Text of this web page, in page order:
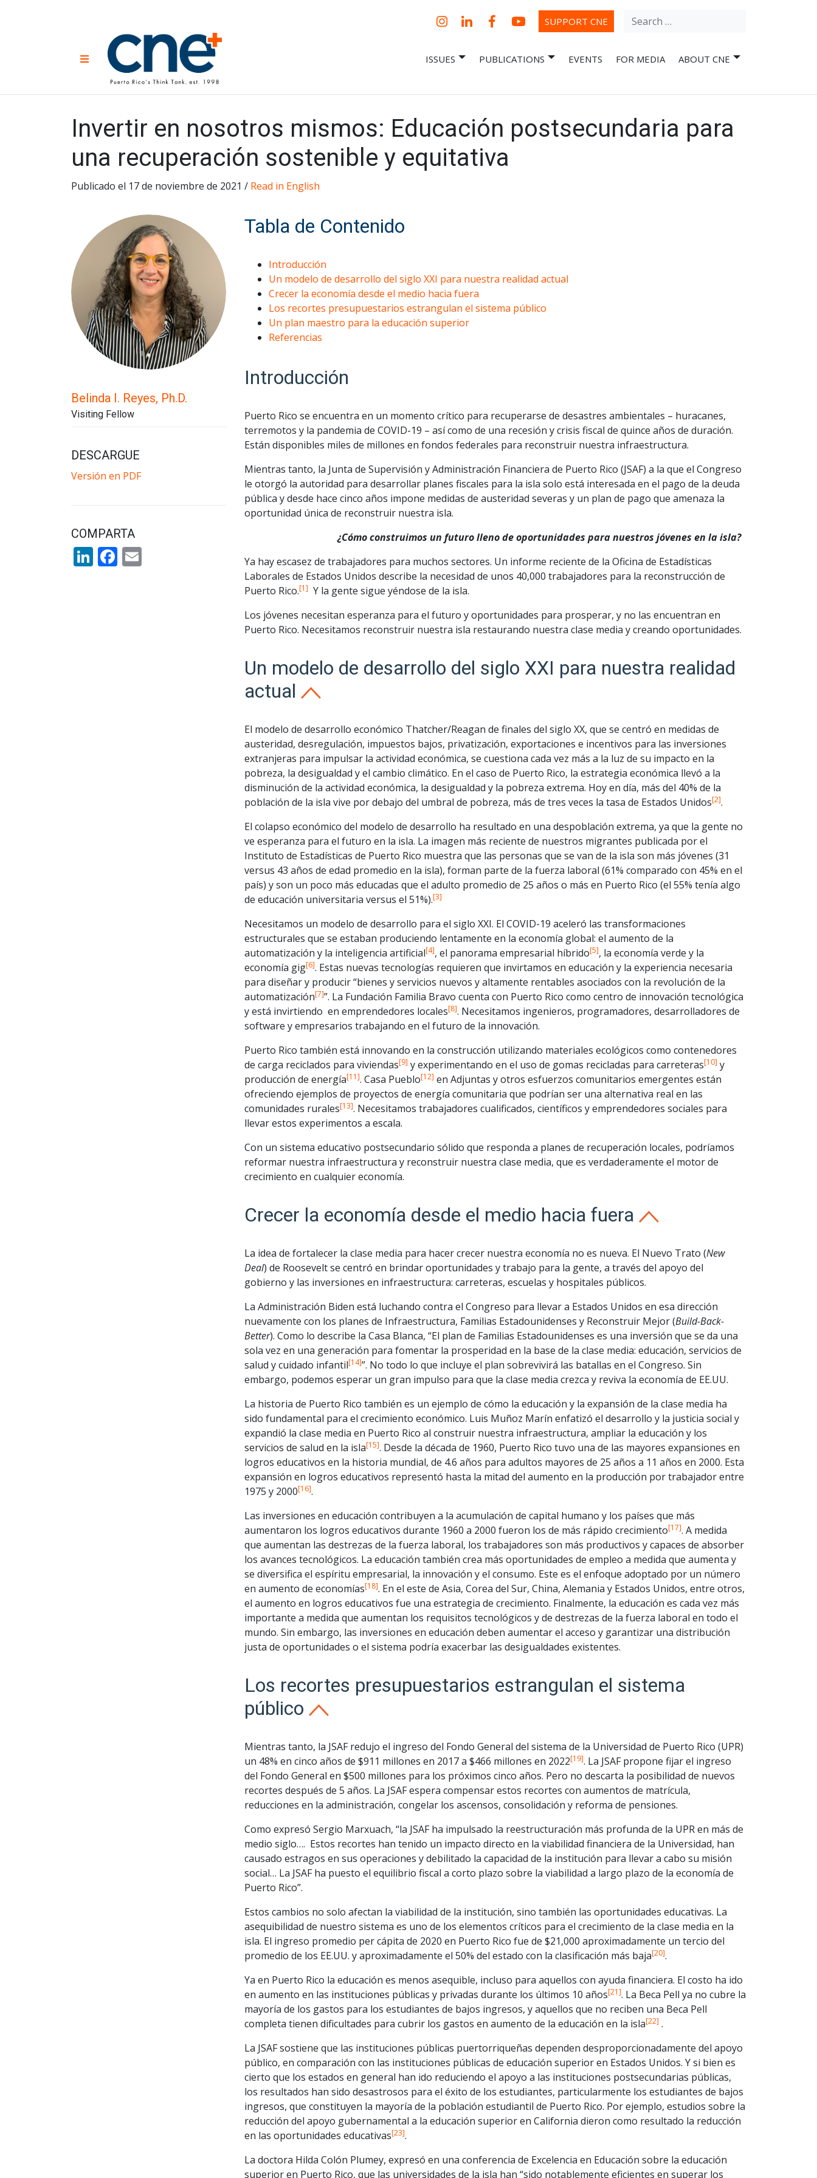
Instagram
LinkedInFacebookYouTubeSUPPORT CNE
Search
Una Nueva
for a New Economy
ISSUES PUBLICATIONS EVENTS FOR MEDIA ABOUT CNE
Invertir en nosotros mismos: Educación postsecundaria para
una recuperación sostenible y equitativa
Publicado el 17 de noviembre de 2021 / Read in English
Belinda I. Reyes, Ph.D.
Visiting Fellow
DESCARGUE
Versión en PDF
COMPARTA
LinkedIn
Facebook
Tabla de Contenido
Introducción
Un modelo de desarrollo del siglo XXI para nuestra realidad actual
Crecer la economía desde el medio hacia fuera
Los recortes presupuestarios estrangulan el sistema público
Un plan maestro para la educación superior
Referencias
Introducción
Puerto Rico se encuentra en un momento crítico para recuperarse de desastres ambientales – huracanes,
terremotos y la pandemia de COVID-19 – así como de una recesión y crisis fiscal de quince años de duración.
Están disponibles miles de millones en fondos federales para reconstruir nuestra infraestructura.
Mientras tanto, la Junta de Supervisión y Administración Financiera de Puerto Rico (JSAF) a la que el Congreso
le otorgó la autoridad para desarrollar planes fiscales para la isla solo está interesada en el pago de la deuda
pública y desde hace cinco años impone medidas de austeridad severas y un plan de pago que amenaza la
oportunidad única de reconstruir nuestra isla.
¿Cómo construimos un futuro lleno de oportunidades para nuestros jóvenes en la isla?
Ya hay escasez de trabajadores para muchos sectores. Un informe reciente de la Oficina de Estadísticas
Laborales de Estados Unidos describe la necesidad de unos 40,000 trabajadores para la reconstrucción de
Puerto Rico.[1] Y la gente sigue yéndose de la isla.
Los jóvenes necesitan esperanza para el futuro y oportunidades para prosperar, y no las encuentran en
Puerto Rico. Necesitamos reconstruir nuestra isla restaurando nuestra clase media y creando oportunidades.
Un modelo de desarrollo del siglo XXI para nuestra realidad
actual
El modelo de desarrollo económico Thatcher/Reagan de finales del siglo XX, que se centró en medidas de
austeridad, desregulación, impuestos bajos, privatización, exportaciones e incentivos para las inversiones
extranjeras para impulsar la actividad económica, se cuestiona cada vez más a la luz de su impacto en la
pobreza, la desigualdad y el cambio climático. En el caso de Puerto Rico, la estrategia económica llevó a la
disminución de la actividad económica, la desigualdad y la pobreza extrema. Hoy en día, más del 40% de la
población de la isla vive por debajo del umbral de pobreza, más de tres veces la tasa de Estados Unidos[2].
El colapso económico del modelo de desarrollo ha resultado en una despoblación extrema, ya que la gente no
ve esperanza para el futuro en la isla. La imagen más reciente de nuestros migrantes publicada por el
Instituto de Estadísticas de Puerto Rico muestra que las personas que se van de la isla son más jóvenes (31
versus 43 años de edad promedio en la isla), forman parte de la fuerza laboral (61% comparado con 45% en el
país) y son un poco más educadas que el adulto promedio de 25 años o más en Puerto Rico (el 55% tenía algo
de educación universitaria versus el 51%).[3]
Necesitamos un modelo de desarrollo para el siglo XXI. El COVID-19 aceleró las transformaciones
estructurales que se estaban produciendo lentamente en la economía global: el aumento de la
automatización y la inteligencia artificial[4], el panorama empresarial híbrido[5], la economía verde y la
economía gig[6]. Estas nuevas tecnologías requieren que invirtamos en educación y la experiencia necesaria
para diseñar y producir “bienes y servicios nuevos y altamente rentables asociados con la revolución de la
automatización[7]”. La Fundación Familia Bravo cuenta con Puerto Rico como centro de innovación tecnológica
y está invirtiendo en emprendedores locales[8]. Necesitamos ingenieros, programadores, desarrolladores de
software y empresarios trabajando en el futuro de la innovación.
Puerto Rico también está innovando en la construcción utilizando materiales ecológicos como contenedores
de carga reciclados para viviendas[9] y experimentando en el uso de gomas recicladas para carreteras[10] y
producción de energía[11]. Casa Pueblo[12] en Adjuntas y otros esfuerzos comunitarios emergentes están
ofreciendo ejemplos de proyectos de energía comunitaria que podrían ser una alternativa real en las
comunidades rurales[13]. Necesitamos trabajadores cualificados, científicos y emprendedores sociales para
llevar estos experimentos a escala.
Con un sistema educativo postsecundario sólido que responda a planes de recuperación locales, podríamos
reformar nuestra infraestructura y reconstruir nuestra clase media, que es verdaderamente el motor de
crecimiento en cualquier economía.
Crecer la economía desde el medio hacia fuera
La idea de fortalecer la clase media para hacer crecer nuestra economía no es nueva. El Nuevo Trato (New
Deal) de Roosevelt se centró en brindar oportunidades y trabajo para la gente, a través del apoyo del
gobierno y las inversiones en infraestructura: carreteras, escuelas y hospitales públicos.
La Administración Biden está luchando contra el Congreso para llevar a Estados Unidos en esa dirección
nuevamente con los planes de Infraestructura, Familias Estadounidenses y Reconstruir Mejor (Build-Back-
Better). Como lo describe la Casa Blanca, “El plan de Familias Estadounidenses es una inversión que se da una
sola vez en una generación para fomentar la prosperidad en la base de la clase media: educación, servicios de
salud y cuidado infantil[14]”. No todo lo que incluye el plan sobrevivirá las batallas en el Congreso. Sin
embargo, podemos esperar un gran impulso para que la clase media crezca y reviva la economía de EE.UU.
La historia de Puerto Rico también es un ejemplo de cómo la educación y la expansión de la clase media ha
sido fundamental para el crecimiento económico. Luis Muñoz Marín enfatizó el desarrollo y la justicia social y
expandió la clase media en Puerto Rico al construir nuestra infraestructura, ampliar la educación y los
servicios de salud en la isla[15]. Desde la década de 1960, Puerto Rico tuvo una de las mayores expansiones en
logros educativos en la historia mundial, de 4.6 años para adultos mayores de 25 años a 11 años en 2000. Esta
expansión en logros educativos representó hasta la mitad del aumento en la producción por trabajador entre
1975 y 2000[16].
Las inversiones en educación contribuyen a la acumulación de capital humano y los países que más
aumentaron los logros educativos durante 1960 a 2000 fueron los de más rápido crecimiento[17]. A medida
que aumentan las destrezas de la fuerza laboral, los trabajadores son más productivos y capaces de absorber
los avances tecnológicos. La educación también crea más oportunidades de empleo a medida que aumenta y
se diversifica el espíritu empresarial, la innovación y el consumo. Este es el enfoque adoptado por un número
en aumento de economías[18]. En el este de Asia, Corea del Sur, China, Alemania y Estados Unidos, entre otros,
el aumento en logros educativos fue una estrategia de crecimiento. Finalmente, la educación es cada vez más
importante a medida que aumentan los requisitos tecnológicos y de destrezas de la fuerza laboral en todo el
mundo. Sin embargo, las inversiones en educación deben aumentar el acceso y garantizar una distribución
justa de oportunidades o el sistema podría exacerbar las desigualdades existentes.
Los recortes presupuestarios estrangulan el sistema
público
Mientras tanto, la JSAF redujo el ingreso del Fondo General del sistema de la Universidad de Puerto Rico (UPR)
un 48% en cinco años de $911 millones en 2017 a $466 millones en 2022[19]. La JSAF propone fijar el ingreso
del Fondo General en $500 millones para los próximos cinco años. Pero no descarta la posibilidad de nuevos
recortes después de 5 años. La JSAF espera compensar estos recortes con aumentos de matrícula,
reducciones en la administración, congelar los ascensos, consolidación y reforma de pensiones.
Como expresó Sergio Marxuach, “la JSAF ha impulsado la reestructuración más profunda de la UPR en más de
medio siglo…. Estos recortes han tenido un impacto directo en la viabilidad financiera de la Universidad, han
causado estragos en sus operaciones y debilitado la capacidad de la institución para llevar a cabo su misión
social… La JSAF ha puesto el equilibrio fiscal a corto plazo sobre la viabilidad a largo plazo de la economía de
Puerto Rico”.
Estos cambios no solo afectan la viabilidad de la institución, sino también las oportunidades educativas. La
asequibilidad de nuestro sistema es uno de los elementos críticos para el crecimiento de la clase media en la
isla. El ingreso promedio per cápita de 2020 en Puerto Rico fue de $21,000 aproximadamente un tercio del
promedio de los EE.UU. y aproximadamente el 50% del estado con la clasificación más baja[20].
Ya en Puerto Rico la educación es menos asequible, incluso para aquellos con ayuda financiera. El costo ha ido
en aumento en las instituciones públicas y privadas durante los últimos 10 años[21]. La Beca Pell ya no cubre la
mayoría de los gastos para los estudiantes de bajos ingresos, y aquellos que no reciben una Beca Pell
completa tienen dificultades para cubrir los gastos en aumento de la educación en la isla[22] .
La JSAF sostiene que las instituciones públicas puertorriqueñas dependen desproporcionadamente del apoyo
público, en comparación con las instituciones públicas de educación superior en Estados Unidos. Y si bien es
cierto que los estados en general han ido reduciendo el apoyo a las instituciones postsecundarias públicas,
los resultados han sido desastrosos para el éxito de los estudiantes, particularmente los estudiantes de bajos
ingresos, que constituyen la mayoría de la población estudiantil de Puerto Rico. Por ejemplo, estudios sobre la
reducción del apoyo gubernamental a la educación superior en California dieron como resultado la reducción
en las oportunidades educativas[23].
La doctora Hilda Colón Plumey, expresó en una conferencia de Excelencia en Educación sobre la educación
superior en Puerto Rico, que las universidades de la isla han “sido notablemente eficientes en superar los